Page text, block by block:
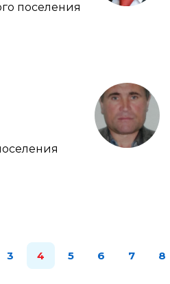
поселения
3 4 5 6 7 8